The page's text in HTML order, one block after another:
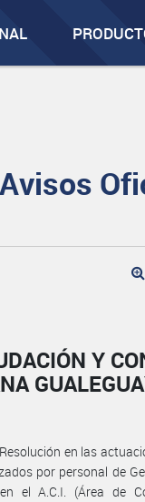
Y
en las
por personal de
el A.C.I. (Área de